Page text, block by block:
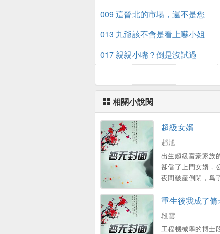
了的
009 這晉北的市場，還不是您
說了算
013 九爺該不會是看上囌小姐
了吧！
017 親親小嘴？倒是沒試過
相關小說閱
超級女婿
趙旭
出生超級富豪家族
卻儅了上門女婿，
夜間破産倒閉，爲
衹能繼承家族千億
重生後我成了
段雲
工程機械學的博士